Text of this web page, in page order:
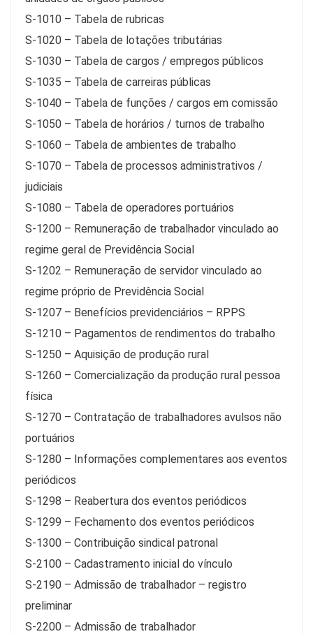
S-1010 – Tabela de rubricas
S-1020 – Tabela de lotações tributárias
S-1030 – Tabela de cargos / empregos públicos
S-1035 – Tabela de carreiras públicas
S-1040 – Tabela de funções / cargos em comissão
S-1050 – Tabela de horários / turnos de trabalho
S-1060 – Tabela de ambientes de trabalho
S-1070 – Tabela de processos administrativos /
judiciais
S-1080 – Tabela de operadores portuários
S-1200 – Remuneração de trabalhador vinculado ao
regime geral de Previdência Social
S-1202 – Remuneração de servidor vinculado ao
regime próprio de Previdência Social
S-1207 – Benefícios previdenciários – RPPS
S-1210 – Pagamentos de rendimentos do trabalho
S-1250 – Aquisição de produção rural
S-1260 – Comercialização da produção rural pessoa
física
S-1270 – Contratação de trabalhadores avulsos não
portuários
S-1280 – Informações complementares aos eventos
periódicos
S-1298 – Reabertura dos eventos periódicos
S-1299 – Fechamento dos eventos periódicos
S-1300 – Contribuição sindical patronal
S-2100 – Cadastramento inicial do vínculo
S-2190 – Admissão de trabalhador – registro
preliminar
S-2200 – Admissão de trabalhador